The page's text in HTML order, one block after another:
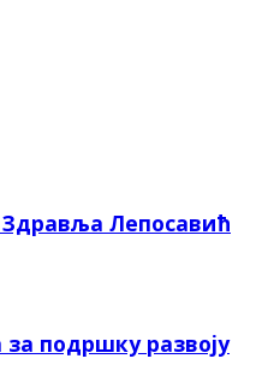
Лепосавић
подршку развоју